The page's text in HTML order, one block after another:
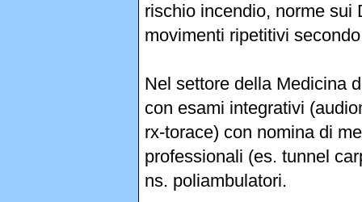
rischio incendio, norme sui
movimenti ripetitivi
Nel settore della Medicina
con esami integrativi
rx-torace) con nomina di
professionali (es. tunnel
ns. poliambulatori.